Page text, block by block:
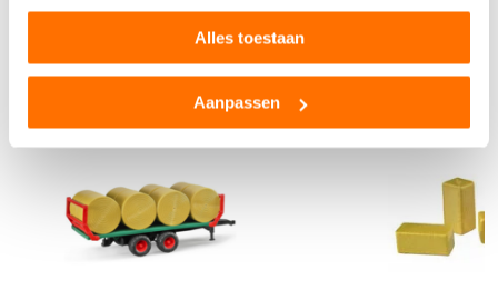
Alles toestaan
Aanpassen
Anderen bekeken ook...